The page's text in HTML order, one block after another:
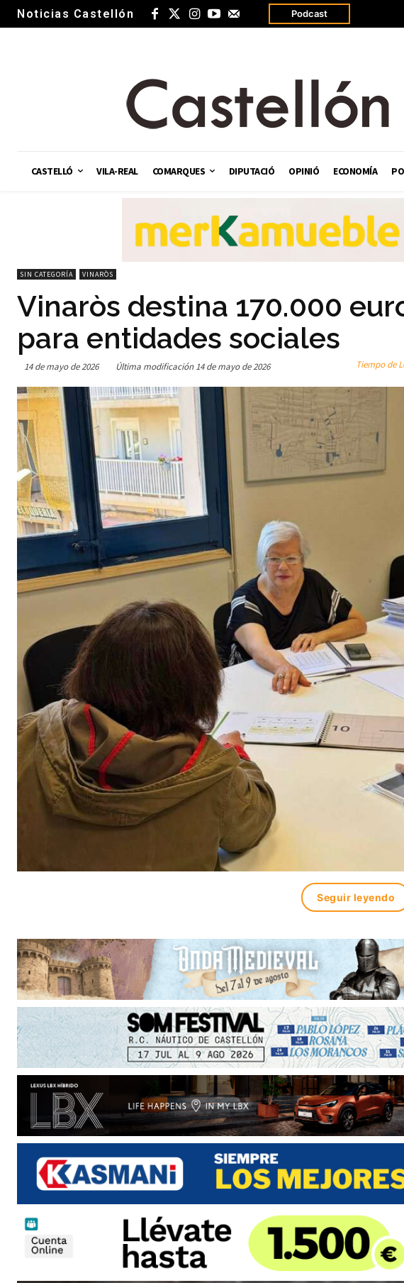
Noticias Castellón Podcast
CASTELLÓ VILA-REAL COMARQUES DIPUTACIÓ OPINIÓ ECONOMÍA
SIN CATEGORÍA VINARÒS
Vinaròs destina 170.000
para entidades sociales
14 de mayo de 2026 Última modificación 14 de mayo de 2026 Tiempo de
Seguir leyendo